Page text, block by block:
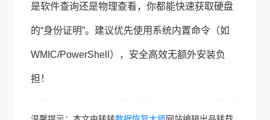
是软件查询还是物理查看，你都能快速获取硬盘
的“身份证明”。建议优先使用系统内置命令（如
WMIC/PowerShell），安全高效无额外安装负
担！